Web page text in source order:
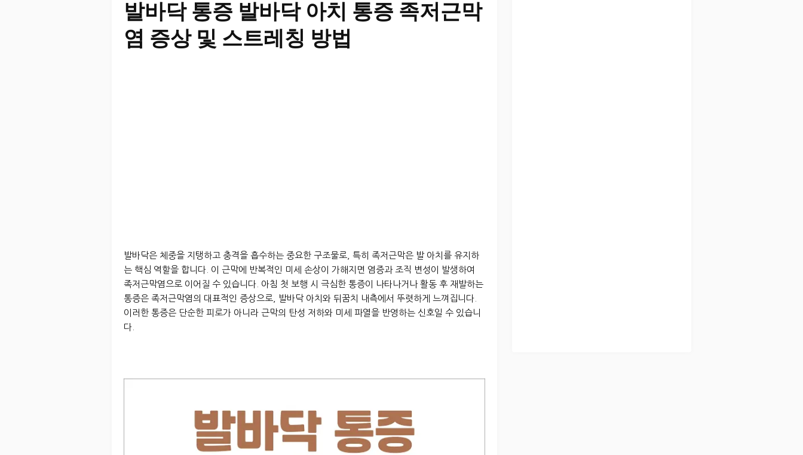
발바닥 통증 발바닥 아치 통증 족저근막
염 증상 및 스트레칭 방법
발바닥은 체중을 지탱하고 충격을 흡수하는 중요한 구조물로, 특히 족저근막은 발 아치를 유지하
는 핵심 역할을 합니다. 이 근막에 반복적인 미세 손상이 가해지면 염증과 조직 변성이 발생하여
족저근막염으로 이어질 수 있습니다. 아침 첫 보행 시 극심한 통증이 나타나거나 활동 후 재발하는
통증은 족저근막염의 대표적인 증상으로, 발바닥 아치와 뒤꿈치 내측에서 뚜렷하게 느껴집니다.
이러한 통증은 단순한 피로가 아니라 근막의 탄성 저하와 미세 파열을 반영하는 신호일 수 있습니
다.